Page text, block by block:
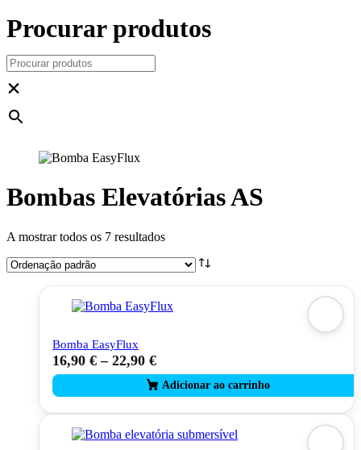
Procurar produtos
×
Bombas Elevatórias AS
A mostrar todos os 7 resultados
Bomba EasyFlux
16,90 € – 22,90 €
This
product
has
multiple
variants.